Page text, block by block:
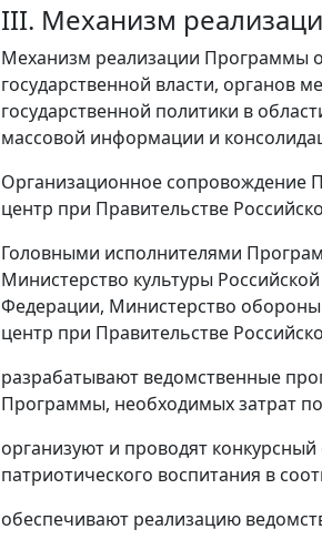
III. Механизм
Механизм реализации Программы
государственной власти, органов
государственной политики в
массовой информации и
Организационное сопровождение
центр при Правительстве
Головными исполнителями
Министерство культуры
Федерации, Министерство обороны
центр при Правительстве
разрабатывают ведомственные
Программы, необходимых затрат
организуют и проводят
патриотического воспитания в
обеспечивают реализацию